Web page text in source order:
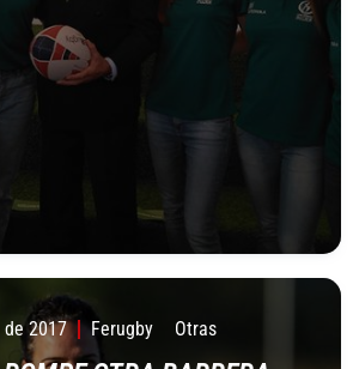
2017 Ferugby Otras